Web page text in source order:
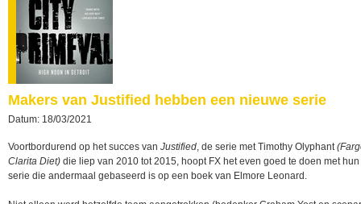
Makers van Justified hebben een nieuwe serie
Datum: 18/03/2021
Voortbordurend op het succes van Justified, de serie met Timothy Olyphant
Clarita Diet) die liep van 2010 tot 2015, hoopt FX het even goed te doen met
serie die andermaal gebaseerd is op een boek van Elmore Leonard.